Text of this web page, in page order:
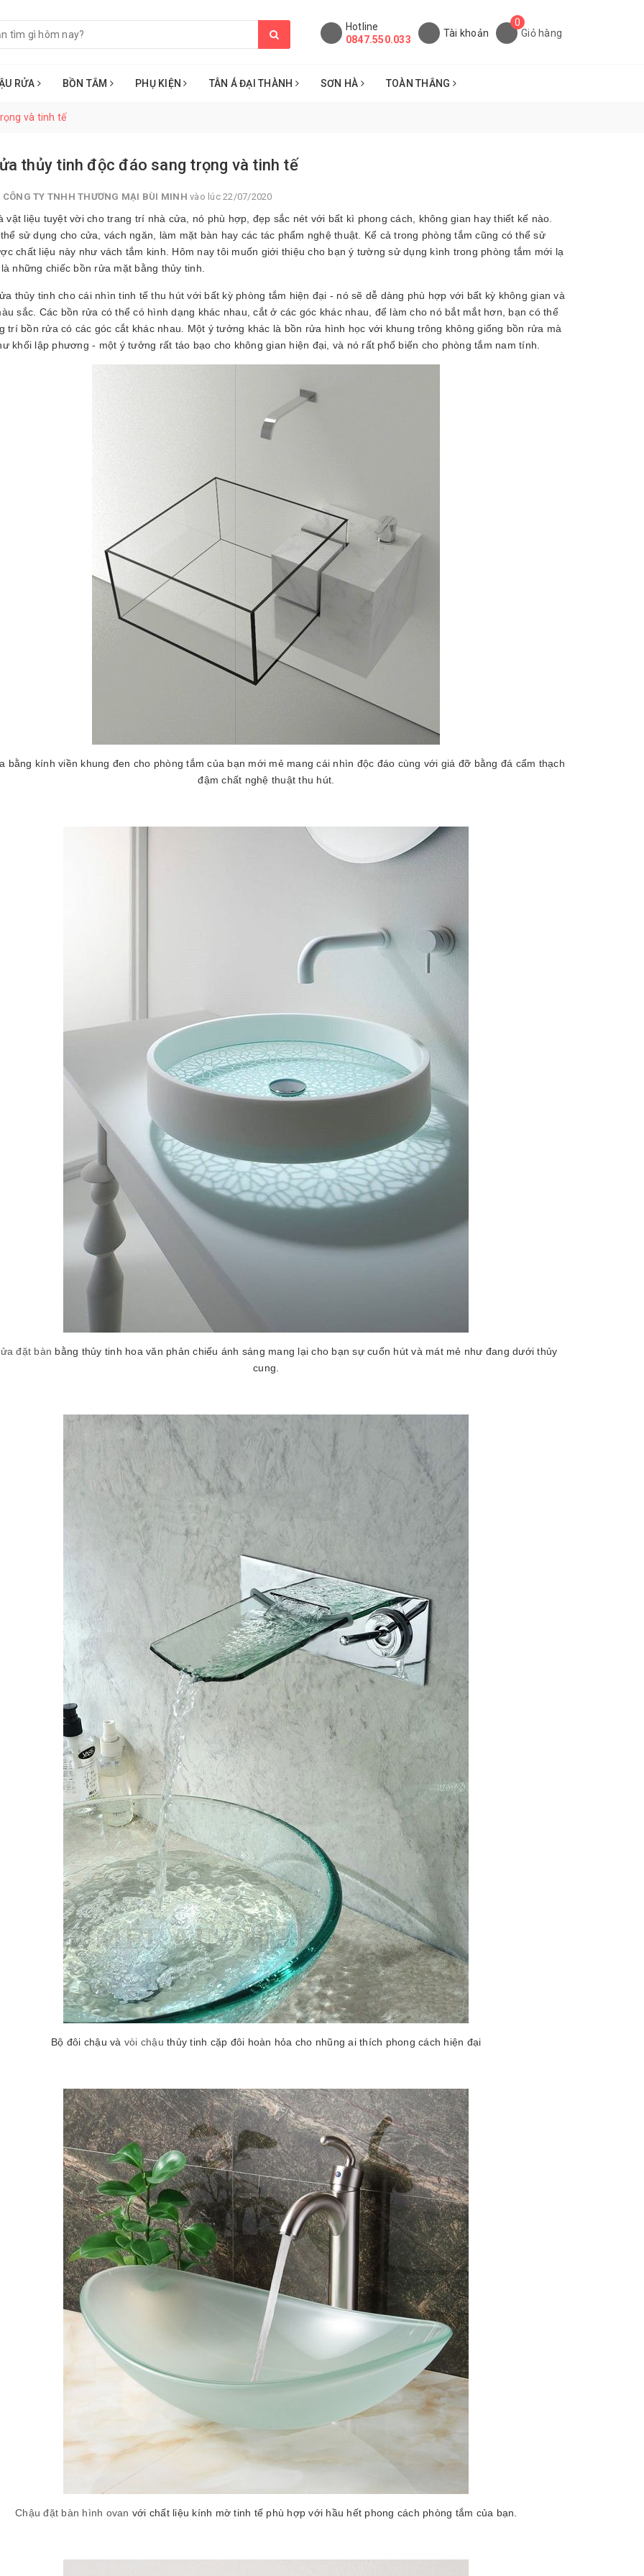
Hotline
0847.550.033
Tài khoản
0
Giỏ hàng
RỬA BỒN TẮM PHỤ KIỆN TÂN Á ĐẠI THÀNH SƠN HÀ TOÀN THẮNG
và tinh tế
thủy tinh độc đáo sang trọng và tinh tế
CÔNG TY TNHH THƯƠNG MẠI BÙI MINH vào lúc 22/07/2020
liệu tuyệt vời cho trang trí nhà cửa, nó phù hợp, đẹp sắc nét với bất kì phong cách, không gian hay thiết kế nào.
sử dụng cho cửa, vách ngăn, làm mặt bàn hay các tác phẩm nghệ thuật. Kể cả trong phòng tắm cũng có thể sử
chất liệu này như vách tắm kinh. Hôm nay tôi muốn giới thiệu cho bạn ý tường sử dụng kình trong phòng tắm mới lạ
những chiếc bồn rửa mặt bằng thủy tinh.
thủy tinh cho cái nhìn tinh tế thu hút với bất kỳ phòng tắm hiện đại - nó sẽ dễ dàng phù hợp với bất kỳ không gian và
sắc. Các bồn rửa có thể có hình dạng khác nhau, cắt ở các góc khác nhau, để làm cho nó bắt mắt hơn, bạn có thể
trí bồn rửa có các góc cắt khác nhau. Một ý tưởng khác là bồn rửa hình học với khung trông không giống bồn rửa mà
khối lập phương - một ý tưởng rất táo bạo cho không gian hiện đại, và nó rất phổ biến cho phòng tắm nam tính.
bằng kính viền khung đen cho phòng tắm của bạn mới mẻ mang cái nhìn độc đáo cùng với giá đỡ bằng đá cẩm thạch
đậm chất nghệ thuật thu hút.
đặt bàn bằng thủy tinh hoa văn phản chiếu ánh sáng mang lại cho bạn sự cuốn hút và mát mẻ như đang dưới thủy
cung.
Bộ đôi chậu và vòi chậu thủy tinh cặp đôi hoàn hỏa cho nhũng ai thích phong cách hiện đại
Chậu đặt bàn hình ovan với chất liệu kính mờ tinh tế phù hợp với hầu hết phong cách phòng tắm của bạn.